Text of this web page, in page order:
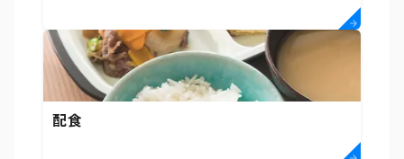
配食